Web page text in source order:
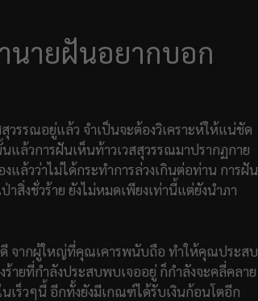
นายฝันอยากบอก
รรณอยู่แล้ว จำเป็นจะต้องวิเคราะห์ให้แน่ชัด
ล้วการฝันเห็นท้าวเวสสุวรรณมาปรากฏกาย
แล้วว่าไม่ได้กระทำการล่วงเกินต่อท่าน การฝัน
สิ่งชั่วร้าย ยังไม่หมดเพียงเท่านี้แต่ยังนำภา
ดี จากผู้ใหญ่ที่คุณเคารพนับถือ ทำให้คุณประสบ
ร้ายที่กำลังประสบพบเจออยู่ ก็กำลังจะคลี่คลาย
เร็วๆนี้ อีกทั้งยังมีเกณฑ์ได้รับเงินก้อนโตอีก